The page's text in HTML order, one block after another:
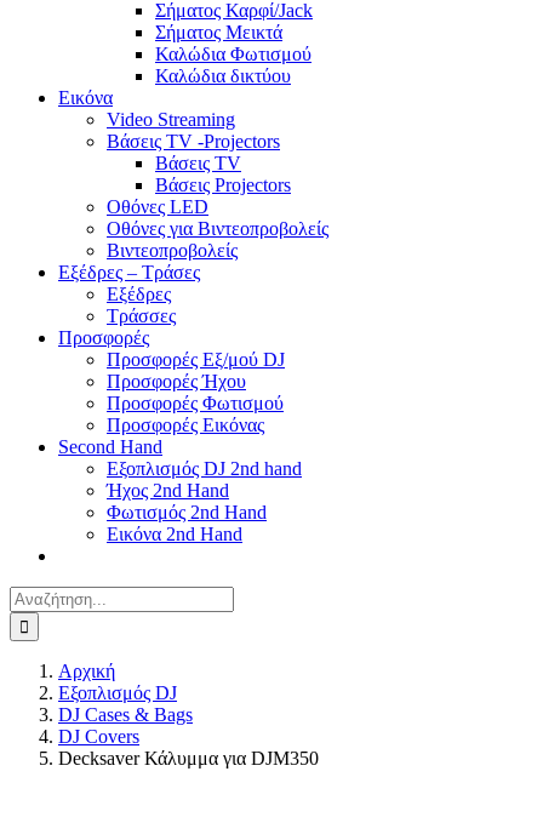
Σήματος Καρφί/Jack
Σήματος Μεικτά
Καλώδια Φωτισμού
Καλώδια δικτύου
Εικόνα
Video Streaming
Βάσεις TV -Projectors
Βάσεις TV
Βάσεις Projectors
Οθόνες LED
Οθόνες για Βιντεοπροβολείς
Βιντεοπροβολείς
Εξέδρες – Τράσες
Εξέδρες
Τράσσες
Προσφορές
Προσφορές Εξ/μού DJ
Προσφορές Ήχου
Προσφορές Φωτισμού
Προσφορές Εικόνας
Second Hand
Εξοπλισμός DJ 2nd hand
Ήχος 2nd Hand
Φωτισμός 2nd Hand
Εικόνα 2nd Hand
Αναζήτηση
για:
Αρχική
Εξοπλισμός DJ
DJ Cases & Bags
DJ Covers
Decksaver Κάλυμμα για DJM350